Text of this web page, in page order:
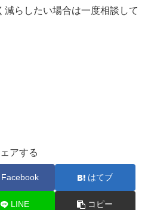
減らしたい場合は一度相談して
アする
Facebook はてブ
LINE コピー